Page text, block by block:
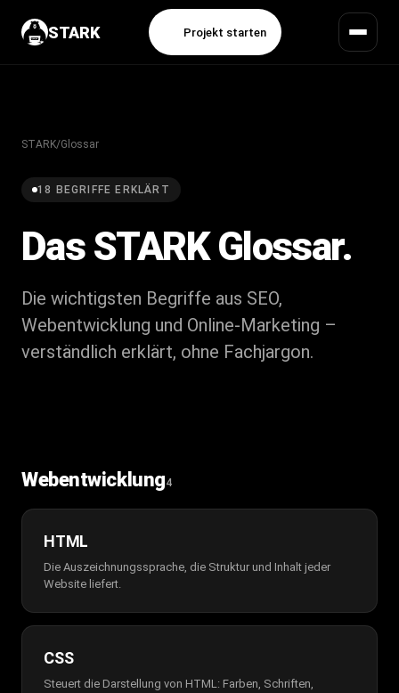
STARK Projekt starten
STARK/Glossar
18 BEGRIFFE ERKLÄRT
Das STARKGlossar.
Die wichtigsten Begriffe aus SEO,
Webentwicklung und Online-Marketing –
verständlich erklärt, ohne Fachjargon.
Webentwicklung4
HTML
Die Auszeichnungssprache, die Struktur und Inhalt jeder
Website liefert.
CSS
Steuert die Darstellung von HTML: Farben, Schriften,